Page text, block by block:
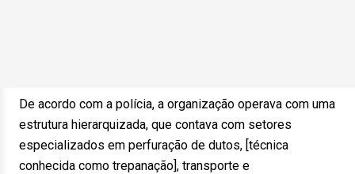
De acordo com a polícia, a organização operava com uma
estrutura hierarquizada, que contava com setores
especializados em perfuração de dutos, [técnica
conhecida como trepanação], transporte e